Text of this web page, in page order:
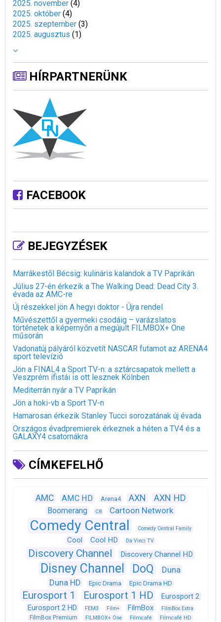
2025. november (4)
2025. október (4)
2025. szeptember (3)
2025. augusztus (1)
HÍRPARTNERÜNK
FACEBOOK
BEJEGYZÉSEK
Marrákestől Bécsig: kulináris kalandok a TV Paprikán
Július 27-én érkezik a The Walking Dead: Dead City 3.
évada az AMC-re
Új részekkel jön A hegyi doktor - Újra rendel
Művészettől a gyermeki csodáig – varázslatos
történetek a képernyőn a megújult FILMBOX+ One
műsorán
Vadonatúj pályáról közvetít NASCAR futamot az ARENA4
sport televízió
Jön a FINAL4 a Sport TV-n: a sztárcsapatok mellett a
Veszprém ifistái is ott lesznek Kölnben
Mediterrán nyár a TV Paprikán
Jön a hoki-vb a Sport TV-n
Hamarosan érkezik Stanley Tucci sorozatának új évada
Országos évadpremierek érkeznek a héten a TV4 és a
GALAXY4 csatornákra
CÍMKEFELHŐ
AMC AMC HD Arena4 AXN AXN HD
Boomerang C8 Cartoon Network
Comedy Central Comedy Central Family
Cool Cool HD Da Vinci TV
Discovery Channel Discovery Channel HD
Disney Channel DoQ
Duna
Duna HD
Epic Drama Epic Drama HD
Eurosport 1 Eurosport 1 HD
Eurosport 2
Eurosport 2 HD
FEM3 Film+ FilmBox FilmBox Extra
FilmBox Premium FILMBOX+ One Filmcafé Filmcafé HD